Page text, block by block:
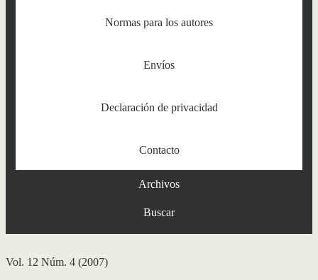
Normas para los autores
Envíos
Declaración de privacidad
Contacto
Archivos
Buscar
Vol. 12 Núm. 4 (2007)